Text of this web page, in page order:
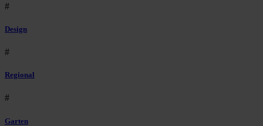
#
Design
#
Regional
#
Garten